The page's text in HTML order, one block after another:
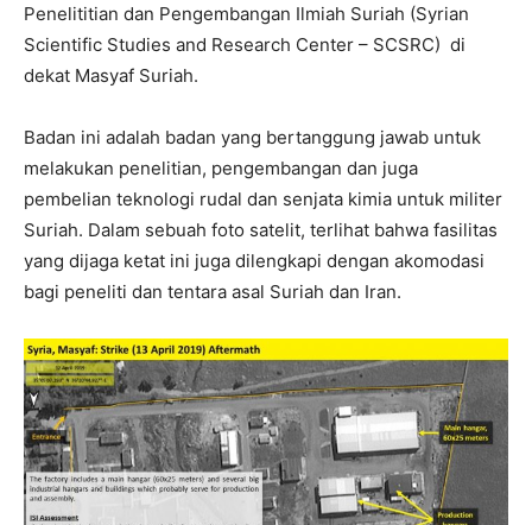
Penelititian dan Pengembangan Ilmiah Suriah (Syrian
Scientific Studies and Research Center – SCSRC) di
dekat Masyaf Suriah.
Badan ini adalah badan yang bertanggung jawab untuk
melakukan penelitian, pengembangan dan juga
pembelian teknologi rudal dan senjata kimia untuk militer
Suriah. Dalam sebuah foto satelit, terlihat bahwa fasilitas
yang dijaga ketat ini juga dilengkapi dengan akomodasi
bagi peneliti dan tentara asal Suriah dan Iran.